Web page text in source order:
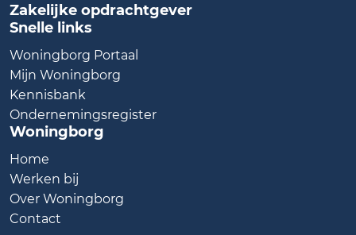
Zakelijke opdrachtgever
Snelle links
Woningborg Portaal
Mijn Woningborg
Kennisbank
Ondernemingsregister
Woningborg
Home
Werken bij
Over Woningborg
Contact